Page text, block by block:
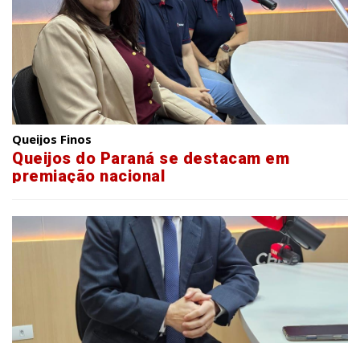
Queijos Finos
Queijos do Paraná se destacam em
premiação nacional